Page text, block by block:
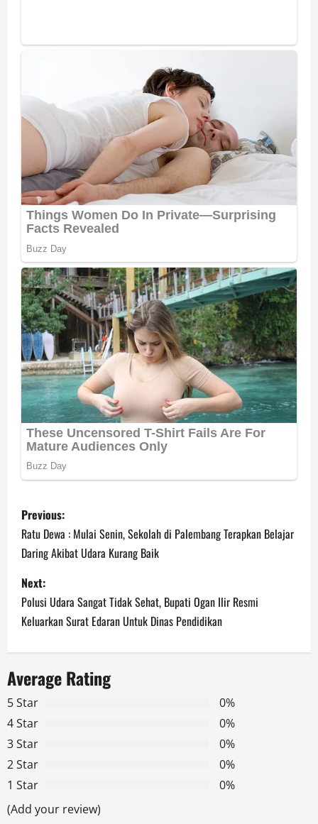
P
o
s
t
n
a
v
i
g
a
t
Previous:
Ratu Dewa : Mulai Senin, Sekolah di Palembang Terapkan Belajar
Daring Akibat Udara Kurang Baik
Next:
Polusi Udara Sangat Tidak Sehat, Bupati Ogan Ilir Resmi
Keluarkan Surat Edaran Untuk Dinas Pendidikan
Average Rating
5 Star
0%
4 Star
0%
3 Star
0%
2 Star
0%
1 Star
0%
(Add your review)